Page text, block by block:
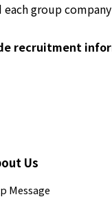
group
recruitment
Us
Message